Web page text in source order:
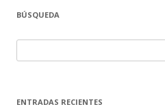
BÚSQUEDA
ENTRADAS RECIENTES